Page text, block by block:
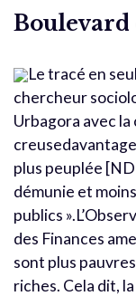
Le tracé en
chercheur
Urbagora avec
plus peuplée
démunie et
publics
des Finances
sont plus
riches. Cela dit,